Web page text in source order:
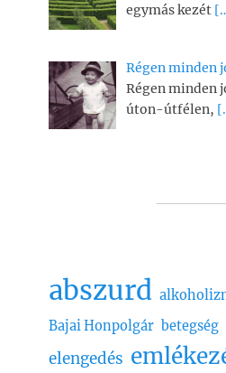
egymás kezét
Régen minden
Régen minden
úton-útfélen,
abszurd
Bajai Honpolgár betegség
elengedés